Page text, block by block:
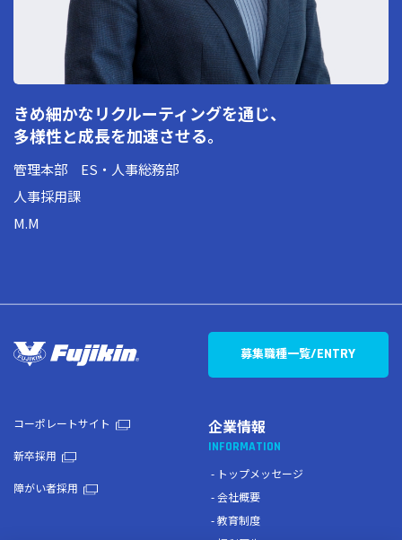
きめ細かなリクルーティングを通じ、
多様性と成長を加速させる。
管理本部 ES・人事総務部
人事採用課
M.M
コーポレートサイト
新卒採用
障がい者採用
募集職種一覧/ENTRY
企業情報
INFORMATION
トップメッセージ
会社概要
教育制度